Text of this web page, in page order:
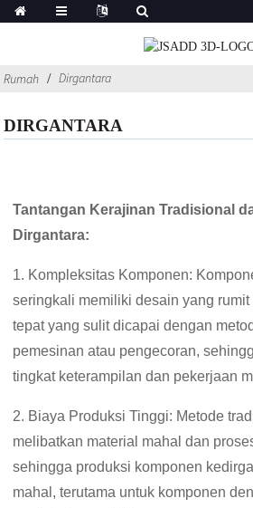
Rumah Dirgantara
DIRGANTARA
Tantangan Kerajinan Tradisional
Dirgantara:
1. Kompleksitas Komponen:
seringkali memiliki desain yang
tepat yang sulit dicapai dengan
pemesinan atau pengecoran,
tingkat keterampilan dan pekerjaan
2. Biaya Produksi Tinggi: Metode
melibatkan material mahal dan
sehingga produksi komponen
mahal, terutama untuk komponen